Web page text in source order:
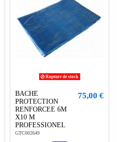
Rupture de stock
BACHE
PROTECTION
RENFORCEE 6M
X10 M
PROFESSIONEL
GTC002649
75,00 €